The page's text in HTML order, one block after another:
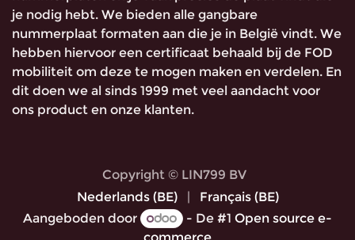
je nodig hebt. We bieden alle gangbare
nummerplaat formaten aan die je in België vindt. We
hebben hiervoor een certificaat behaald bij de FOD
mobiliteit om deze te mogen maken en verdelen. En
dit doen we al sinds 1999 met veel aandacht voor
ons product en onze klanten.
Copyright © LIN799 BV
Nederlands (BE)
|
Français (BE)
Aangeboden door
- De #1Open source e-